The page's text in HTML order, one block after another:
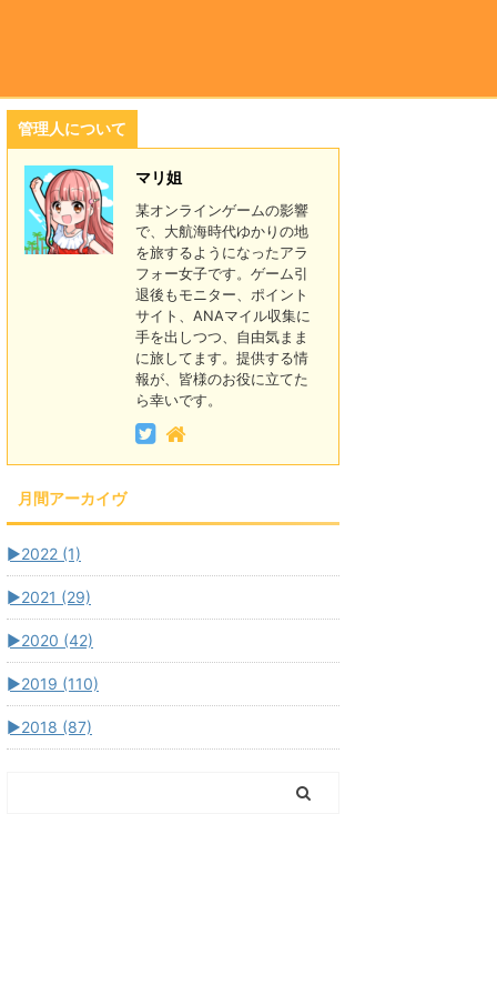
管理人について
マリ姐
某オンラインゲームの影響
で、大航海時代ゆかりの地
を旅するようになったアラ
フォー女子です。ゲーム引
退後もモニター、ポイント
サイト、ANAマイル収集に
手を出しつつ、自由気まま
に旅してます。提供する情
報が、皆様のお役に立てた
ら幸いです。
月間アーカイヴ
►2022 (1)
►2021 (29)
►2020 (42)
►2019 (110)
►2018 (87)